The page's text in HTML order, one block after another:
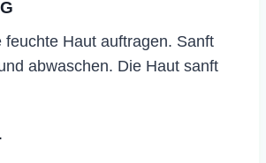
feuchte Haut auftragen. Sanft
abwaschen. Die Haut sanft